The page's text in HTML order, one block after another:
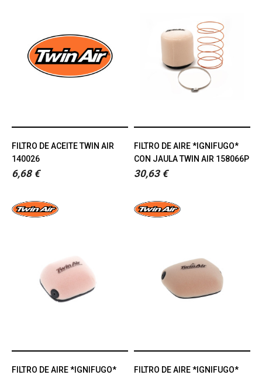
FILTRO DE ACEITE TWIN AIR
140026
6,68 €
FILTRO DE AIRE *IGNIFUGO*
CON JAULA TWIN AIR 158066P
30,63 €
FILTRO DE AIRE *IGNIFUGO*
FILTRO DE AIRE *IGNIFUGO*